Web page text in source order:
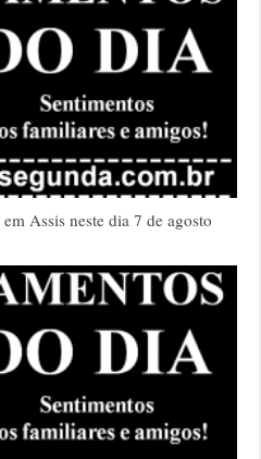
Assis neste dia 7 de agosto